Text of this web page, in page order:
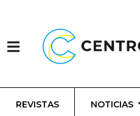
REVISTAS NOTICIAS